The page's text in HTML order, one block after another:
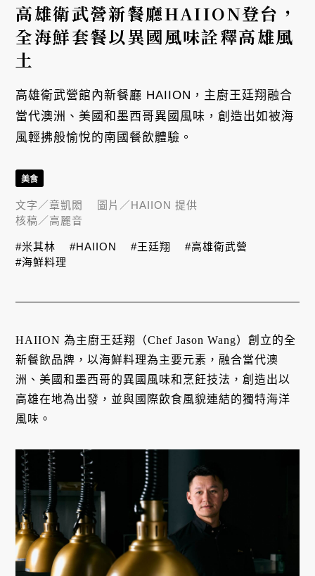
高雄衛武營新餐廳HAIION登台，
全海鮮套餐以異國風味詮釋高雄風
土
高雄衛武營館內新餐廳 HAIION，主廚王廷翔融合
當代澳洲、美國和墨西哥異國風味，創造出如被海
風輕拂般愉悅的南國餐飲體驗。
HAIION 為主廚王廷翔（Chef Jason Wang）創立的全
新餐飲品牌，以海鮮料理為主要元素，融合當代澳
洲、美國和墨西哥的異國風味和烹飪技法，創造出以
高雄在地為出發，並與國際飲食風貌連結的獨特海洋
風味。
美食
文字／章凱閎 圖片／HAIION 提供
核稿／高麗音
#米其林 #HAIION #王廷翔
#高雄衛武營
#海鮮料理